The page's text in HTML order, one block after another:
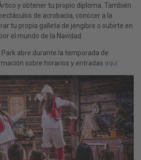
y obtener tu propio diploma. También
de acrobacia, conocer a la
tu propia galleta de jengibre o subirte en
el mundo de la Navidad.
abre durante la temporada de
sobre horarios y entradas aquí